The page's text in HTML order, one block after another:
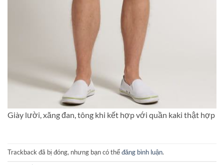
Giày lười, xăng đan, tông khi kết hợp với quần kaki thật hợp
Trackback đã bị đóng, nhưng bạn có thểđăng bình luận.